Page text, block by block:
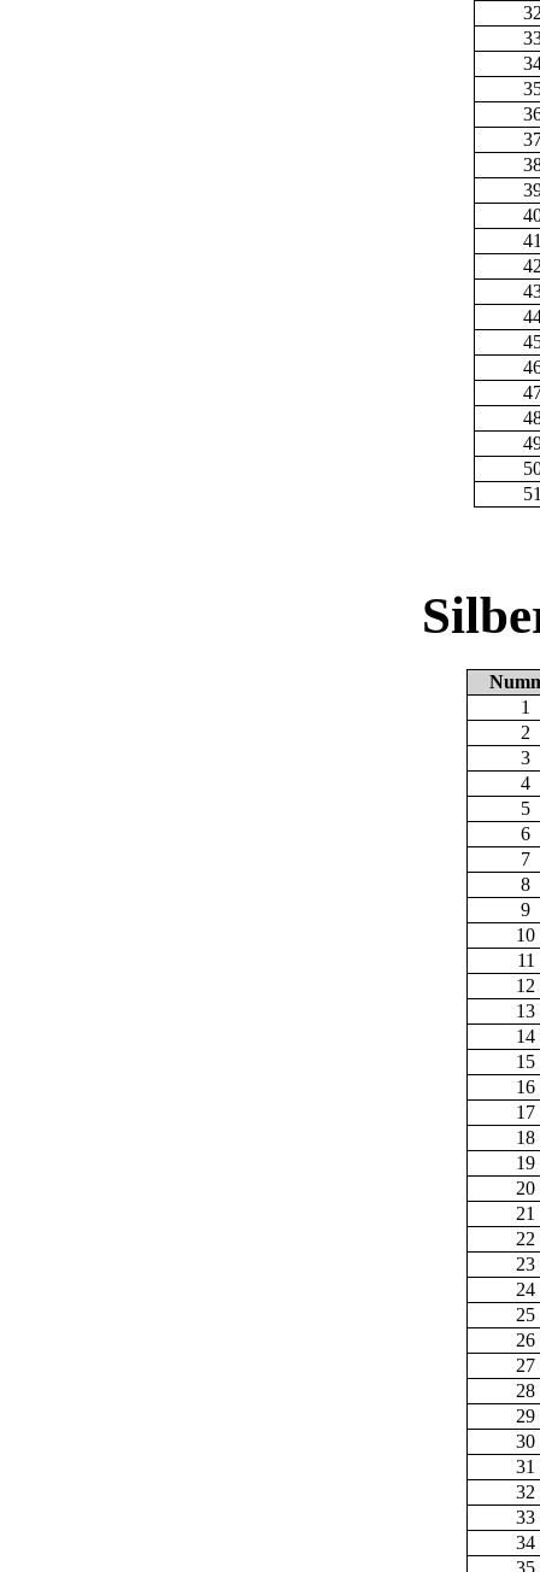
1
2
3
4
5
6
7
8
9
10
11
12
13
14
15
16
17
18
19
20
21
22
23
24
25
26
27
28
29
30
31
32
33
34
35